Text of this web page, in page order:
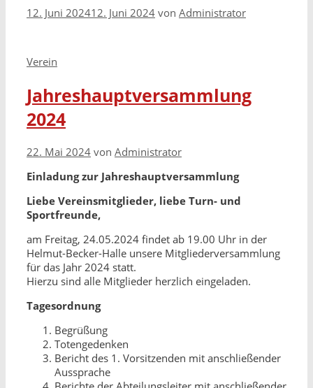
12. Juni 202412. Juni 2024 von Administrator
Kategorien
Verein
Jahreshauptversammlung
2024
22. Mai 2024 von Administrator
Einladung zur Jahreshauptversammlung
Liebe Vereinsmitglieder, liebe Turn- und
Sportfreunde,
am Freitag, 24.05.2024 findet ab 19.00 Uhr in der
Helmut-Becker-Halle unsere Mitgliederversammlung
für das Jahr 2024 statt.
Hierzu sind alle Mitglieder herzlich eingeladen.
Tagesordnung
Begrüßung
Totengedenken
Bericht des 1. Vorsitzenden mit anschließender
Aussprache